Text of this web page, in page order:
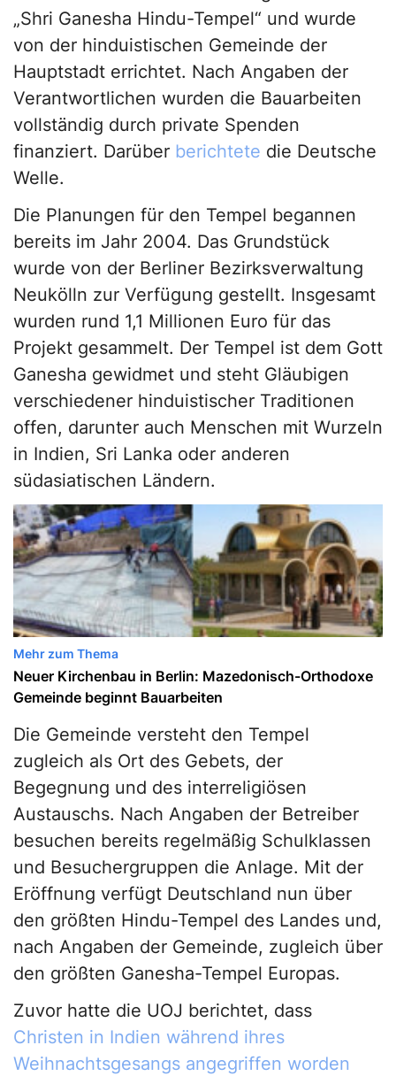
„Shri Ganesha Hindu-Tempel“ und wurde
von der hinduistischen Gemeinde der
Hauptstadt errichtet. Nach Angaben der
Verantwortlichen wurden die Bauarbeiten
vollständig durch private Spenden
finanziert. Darüber berichtete die Deutsche
Welle.
Die Planungen für den Tempel begannen
bereits im Jahr 2004. Das Grundstück
wurde von der Berliner Bezirksverwaltung
Neukölln zur Verfügung gestellt. Insgesamt
wurden rund 1,1 Millionen Euro für das
Projekt gesammelt. Der Tempel ist dem Gott
Ganesha gewidmet und steht Gläubigen
verschiedener hinduistischer Traditionen
offen, darunter auch Menschen mit Wurzeln
in Indien, Sri Lanka oder anderen
südasiatischen Ländern.
Mehr zum Thema
Neuer Kirchenbau in Berlin: Mazedonisch-Orthodoxe
Gemeinde beginnt Bauarbeiten
Die Gemeinde versteht den Tempel
zugleich als Ort des Gebets, der
Begegnung und des interreligiösen
Austauschs. Nach Angaben der Betreiber
besuchen bereits regelmäßig Schulklassen
und Besuchergruppen die Anlage. Mit der
Eröffnung verfügt Deutschland nun über
den größten Hindu-Tempel des Landes und,
nach Angaben der Gemeinde, zugleich über
den größten Ganesha-Tempel Europas.
Zuvor hatte die UOJ berichtet, dass
Christen in Indien während ihres
Weihnachtsgesangs angegriffen worden